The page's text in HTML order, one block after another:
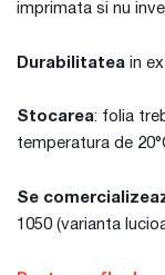
imprimata si nu
Durabilitatea in
Stocarea: folia
temperatura de
Se
1050 (varianta